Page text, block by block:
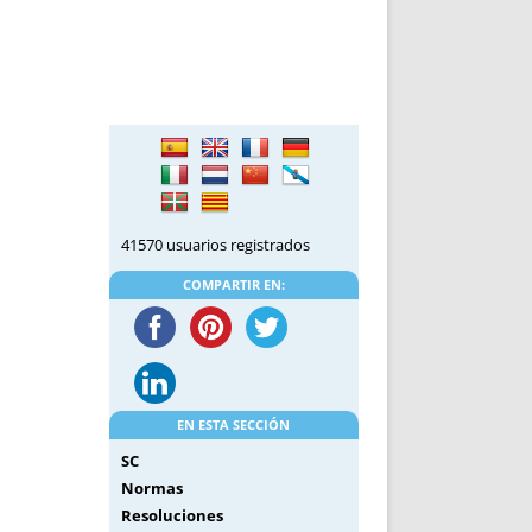
41570 usuarios registrados
COMPARTIR EN:
EN ESTA SECCIÓN
SC
Normas
Resoluciones